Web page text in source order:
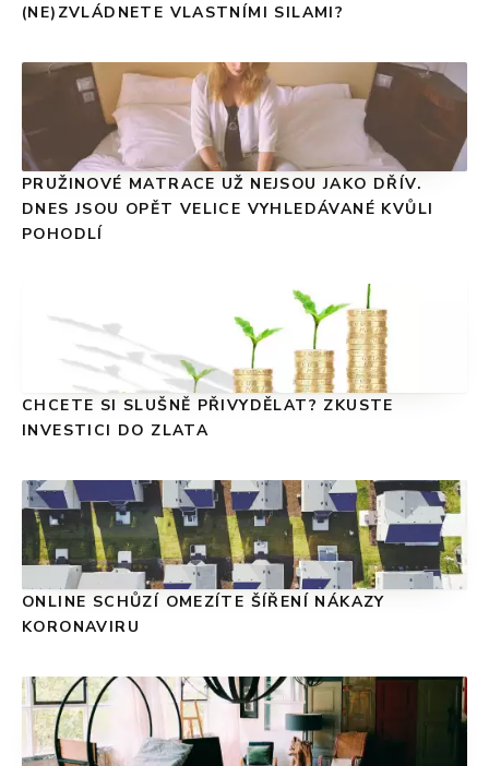
(NE)ZVLÁDNETE VLASTNÍMI SILAMI?
PRUŽINOVÉ MATRACE UŽ NEJSOU JAKO DŘÍV.
DNES JSOU OPĚT VELICE VYHLEDÁVANÉ KVŮLI
POHODLÍ
CHCETE SI SLUŠNĚ PŘIVYDĚLAT? ZKUSTE
INVESTICI DO ZLATA
ONLINE SCHŮZÍ OMEZÍTE ŠÍŘENÍ NÁKAZY
KORONAVIRU